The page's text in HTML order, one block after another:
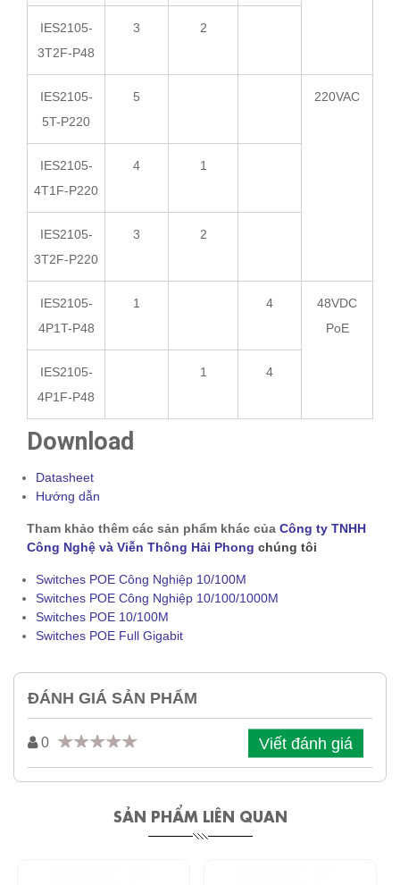
IES2105-
3T2F-P48
3 2
IES2105-
5T-P220
5 220VAC
IES2105-
4T1F-P220
4 1
IES2105-
3T2F-P220
3 2
IES2105-
4P1T-P48
1 4
48VDC
PoE
IES2105-
4P1F-P48
1 4
Download
Datasheet
Hướng dẫn
Tham khảo thêm các sản phẩm khác của Công ty TNHH
Công Nghệ và Viễn Thông Hải Phong chúng tôi
Switches POE Công Nghiệp 10/100M
Switches POE Công Nghiệp 10/100/1000M
Switches POE 10/100M
Switches POE Full Gigabit
ĐÁNH GIÁ SẢN PHẨM
0 Viết đánh giá
SẢN PHẨM LIÊN QUAN